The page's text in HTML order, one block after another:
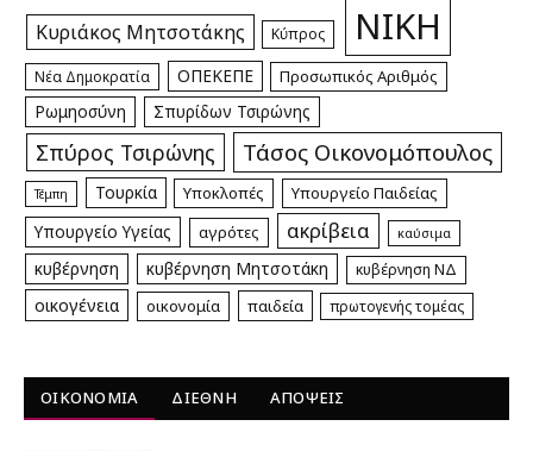
Κυριάκος Μητσοτάκης Κύπρος ΝΙΚΗ
Νέα Δημοκρατία ΟΠΕΚΕΠΕ Προσωπικός Αριθμός
Ρωμηοσύνη Σπυρίδων Τσιρώνης
Σπύρος Τσιρώνης Τάσος Οικονομόπουλος
Τέμπη Τουρκία Υποκλοπές Υπουργείο Παιδείας
Υπουργείο Υγείας αγρότες ακρίβεια καύσιμα
κυβέρνηση κυβέρνηση Μητσοτάκη κυβέρνηση ΝΔ
οικογένεια οικονομία παιδεία πρωτογενής τομέας
ΟΙΚΟΝΟΜΙΑ ΔΙΕΘΝΗ ΑΠΟΨΕΙΣ